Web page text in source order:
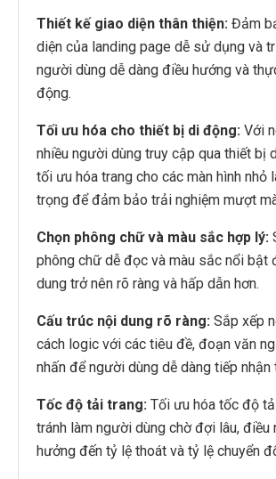
Thiết kế giao diện thân thiện: Đảm
diện của landing page dễ sử dụng và
người dùng dễ dàng điều hướng và
động.
Tối ưu hóa cho thiết bị di động: Với
nhiều người dùng truy cập qua thiết bị
tối ưu hóa trang cho các màn hình nhỏ
trọng để đảm bảo trải nghiệm mượt
Chọn phông chữ và màu sắc hợp lý:
phông chữ dễ đọc và màu sắc nổi bật
dung trở nên rõ ràng và hấp dẫn hơn.
Cấu trúc nội dung rõ ràng: Sắp xếp
cách logic với các tiêu đề, đoạn văn
nhấn để người dùng dễ dàng tiếp nhận
Tốc độ tải trang: Tối ưu hóa tốc độ
tránh làm người dùng chờ đợi lâu, điều
hưởng đến tỷ lệ thoát và tỷ lệ chuyển